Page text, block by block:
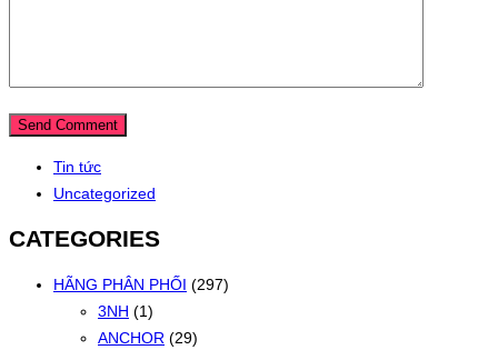
Tin tức
Uncategorized
CATEGORIES
HÃNG PHÂN PHỐI (297)
3NH (1)
ANCHOR (29)